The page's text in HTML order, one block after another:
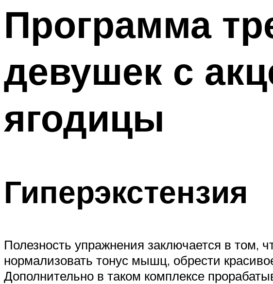
Программа
девушек с
ягодицы
Гиперэкстензия
Полезность упражнения заключается в том,
нормализовать тонус мышц, обрести
Дополнительно в таком комплексе